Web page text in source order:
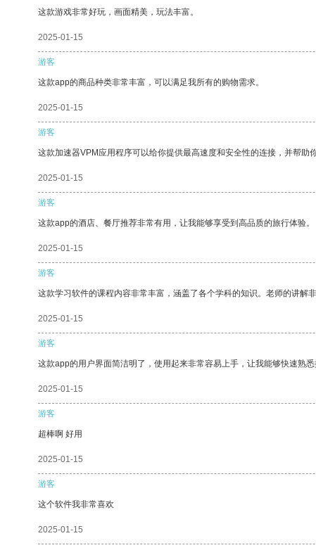
这款游戏非常好玩，画面精美，玩法丰富。
2025-01-15
游客
这款app的商品种类非常丰富，可以满足我所有的购物需求。
2025-01-15
游客
这款加速器VPM应用程序可以给你提供最高速度和安全性的连接，并帮助
2025-01-15
游客
这款app的酒店、餐厅推荐非常有用，让我能够享受到高品质的旅行体验。
2025-01-15
游客
这款学习软件的课程内容非常丰富，涵盖了各个学科的知识。老师的讲解
2025-01-15
游客
这款app的用户界面简洁明了，使用起来非常容易上手，让我能够快速熟
2025-01-15
游客
超棒啊 好用
2025-01-15
游客
这个软件我非常喜欢
2025-01-15